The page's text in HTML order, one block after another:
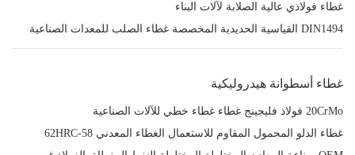
غطاء فولاذي عالية الصلابة لآلات البناء
DIN1494 القياسية الحديدية المخصصة غطاء الصلب للمعدات الصناعية
غطاء أسطوانة هيدروليكية
20CrMo فولاذ فليجينج غطاء غطاء خطي للآلات الصناعية
غطاء الدلو المحمول المقاوم للاستعمال الغطاء المعدني 58-62HRC